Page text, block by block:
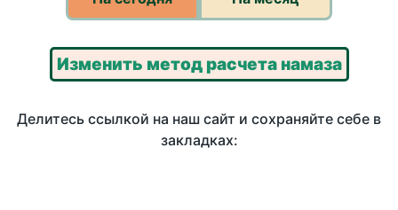
Изменить метод расчета намаза
Делитесь ссылкой на наш сайт и сохраняйте себе в
закладках: